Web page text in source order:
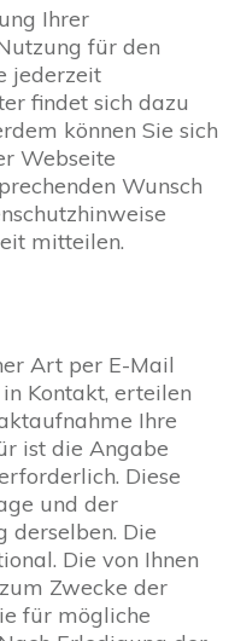
Ihrer
für den
jederzeit
findet sich dazu
können Sie sich
Webseite
Wunsch
mitteilen.
Art per E-Mail
Kontakt, erteilen
Ihre
ist die Angabe
Diese
und der
derselben. Die
Die von Ihnen
Zwecke der
für mögliche